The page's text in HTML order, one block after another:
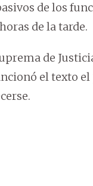
de los
de la tarde.
de
el texto